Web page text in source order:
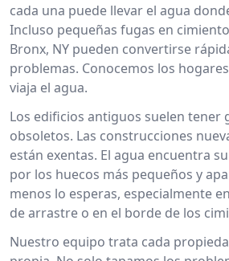
cada una puede llevar el agua
Incluso pequeñas fugas en
Bronx, NY pueden convertirse
problemas. Conocemos los
viaja el agua.
Los edificios antiguos suelen tener
obsoletos. Las construcciones
están exentas. El agua encuentra
por los huecos más pequeños y
menos lo esperas, especialmente
de arrastre o en el borde de los
Nuestro equipo trata cada